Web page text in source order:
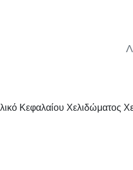
Κεφαλαίου Χελιδώματος